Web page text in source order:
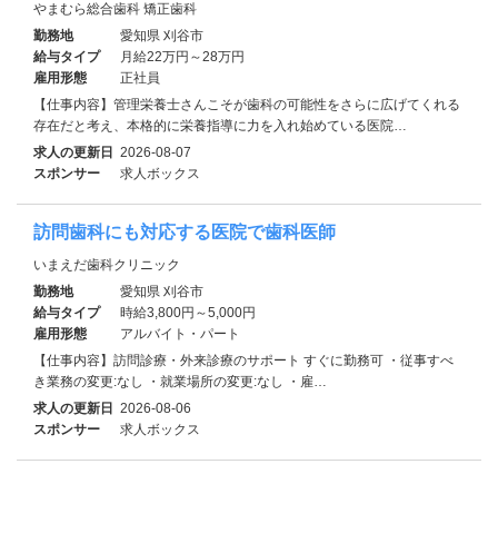
やまむら総合歯科 矯正歯科
勤務地
愛知県 刈谷市
給与タイプ
月給22万円～28万円
雇用形態
正社員
【仕事内容】管理栄養士さんこそが歯科の可能性をさらに広げてくれる
存在だと考え、本格的に栄養指導に力を入れ始めている医院…
求人の更新日
2026-08-07
スポンサー
求人ボックス
訪問歯科にも対応する医院で歯科医師
いまえだ歯科クリニック
勤務地
愛知県 刈谷市
給与タイプ
時給3,800円～5,000円
雇用形態
アルバイト・パート
【仕事内容】訪問診療・外来診療のサポート すぐに勤務可 ・従事すべ
き業務の変更:なし ・就業場所の変更:なし ・雇…
求人の更新日
2026-08-06
スポンサー
求人ボックス